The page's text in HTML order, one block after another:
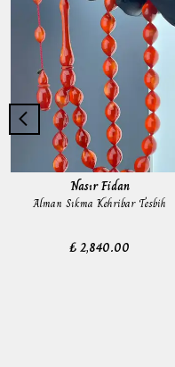
Nasır Fidan
Alman Sıkma Kehribar Tesbih
₺ 2,840.00